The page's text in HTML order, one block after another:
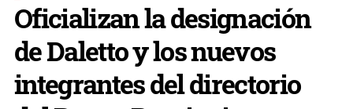
Oficializan la designación
de Daletto y los nuevos
integrantes del directorio